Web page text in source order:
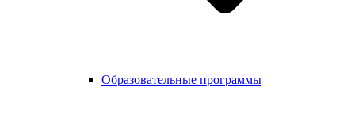
Образовательные программы